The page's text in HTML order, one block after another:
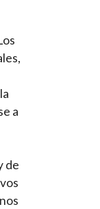
a
de